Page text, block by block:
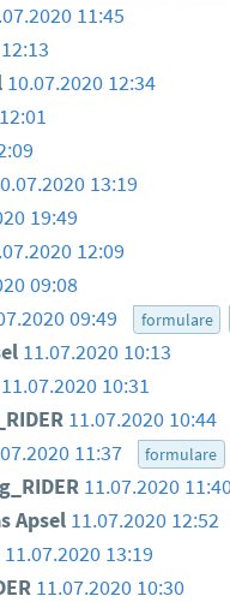
11:45
10.07.2020 12:34
13:19
19:49
12:09
09:08
09:49 formulare
11.07.2020 10:13
11.07.2020 10:31
11.07.2020 10:44
11:37 formulare
11.07.2020
Apsel 11.07.2020 12:52
11.07.2020 13:19
11.07.2020 10:30